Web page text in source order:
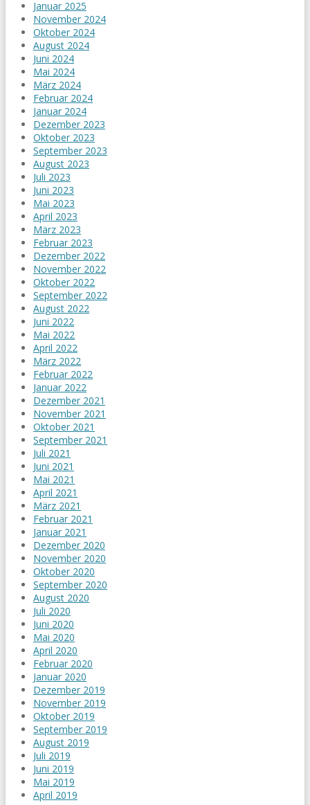
Januar 2025
November 2024
Oktober 2024
August 2024
Juni 2024
Mai 2024
März 2024
Februar 2024
Januar 2024
Dezember 2023
Oktober 2023
September 2023
August 2023
Juli 2023
Juni 2023
Mai 2023
April 2023
März 2023
Februar 2023
Dezember 2022
November 2022
Oktober 2022
September 2022
August 2022
Juni 2022
Mai 2022
April 2022
März 2022
Februar 2022
Januar 2022
Dezember 2021
November 2021
Oktober 2021
September 2021
Juli 2021
Juni 2021
Mai 2021
April 2021
März 2021
Februar 2021
Januar 2021
Dezember 2020
November 2020
Oktober 2020
September 2020
August 2020
Juli 2020
Juni 2020
Mai 2020
April 2020
Februar 2020
Januar 2020
Dezember 2019
November 2019
Oktober 2019
September 2019
August 2019
Juli 2019
Juni 2019
Mai 2019
April 2019